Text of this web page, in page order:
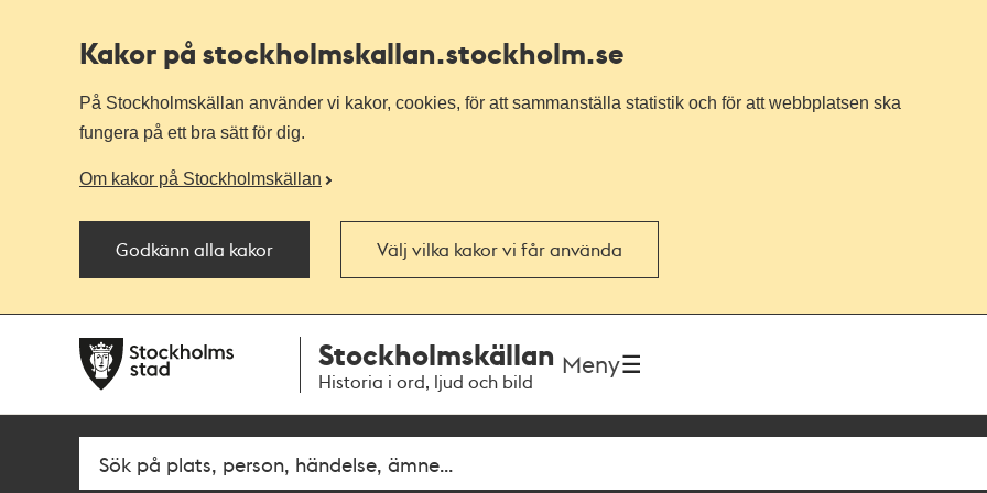
Kakor på stockholmskallan.stockholm.se
På Stockholmskällan använder vi kakor, cookies, för att sammanställa statistik och för att webbplatsen ska
fungera på ett bra sätt för dig.
Om kakor på Stockholmskällan
Godkänn alla kakor Välj vilka kakor vi får använda
navigationen
huvudinnehållet
Stockholmskällan
Historia i ord, ljud och bild
Meny
SökFritextsök